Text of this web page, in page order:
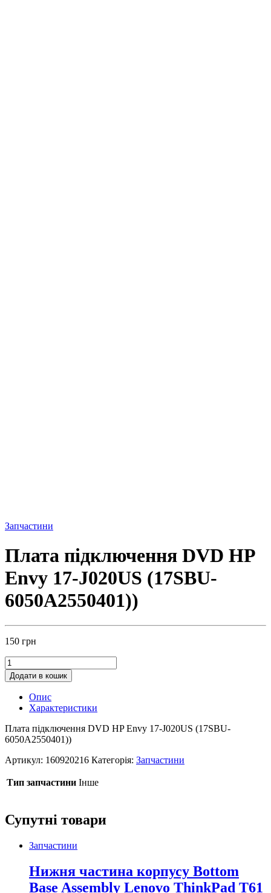
Запчастини
Плата підключення DVD HP
Envy 17-J020US (17SBU-
6050A2550401))
150 грн
Додати в кошик
Опис
Характеристики
Плата підключення DVD HP Envy 17-J020US (17SBU-
6050A2550401))
Артикул: 160920216 Категорія: Запчастини
Тип запчастини Інше
Супутні товари
Запчастини
Нижня частина корпусу Bottom
Base Assembly Lenovo ThinkPad T61